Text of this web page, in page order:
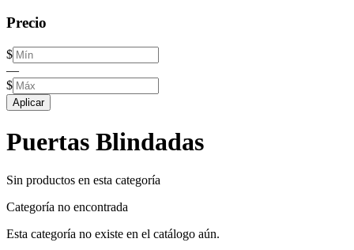
Precio
$
—
$
Aplicar
Puertas Blindadas
Sin productos en esta categoría
Categoría no encontrada
Esta categoría no existe en el catálogo aún.